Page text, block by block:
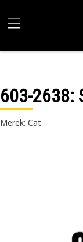
603-2638:
Merek: Cat